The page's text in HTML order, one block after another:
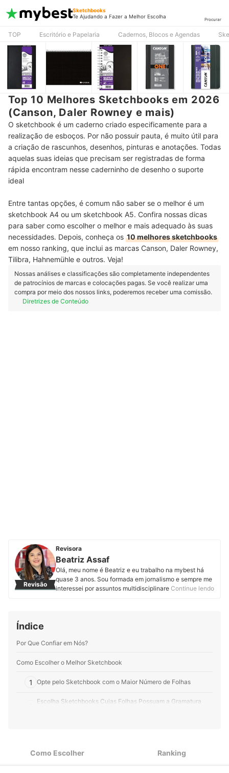
Sketchbooks
Te Ajudando a Fazer a Melhor Escolha
Procurar
TOP Escritório e Papelaria Cadernos, Blocos e Agendas
Top 10 Melhores Sketchbooks em 2026
(Canson, Daler Rowney e mais)
O sketchbook é um caderno criado especificamente para a
realização de esboços. Por não possuir pauta, é muito útil para
a criação de rascunhos, desenhos, pinturas e anotações. Todas
aquelas suas ideias que precisam ser registradas de forma
rápida encontram nesse caderninho de desenho o suporte
ideal
Entre tantas opções, é comum não saber se o melhor é um
sketchbook A4 ou um sketchbook A5. Confira nossas dicas
para saber como escolher o melhor e mais adequado às suas
necessidades. Depois, conheça os 10 melhores sketchbooks
em nosso ranking, que inclui as marcas Canson, Daler Rowney,
Tilibra, Hahnemühle e outros. Veja!
Nossas análises e classificações são completamente independentes
de patrocínios de marcas e colocações pagas. Se você realizar uma
compra por meio dos nossos links, poderemos receber uma comissão.
Diretrizes de Conteúdo
Revisão
Revisora
Beatriz Assaf
Olá, meu nome é Beatriz e eu trabalho na mybest há
quase 3 anos. Sou formada em jornalismo e sempre me
interessei por assuntos multidisciplinares, por isso logo
Perfil de Beatriz Assaf
Continue lendo
Índice
Por Que Confiar em Nós?
Como Escolher o Melhor Sketchbook
1 Opte pelo Sketchbook com o Maior Número de Folhas
Escolha Sketchbooks Cujas Folhas Possuam a Gramatura
4
Escolha Sketchbooks com Dimensões Confortáveis para Uso
Como Escolher Ranking